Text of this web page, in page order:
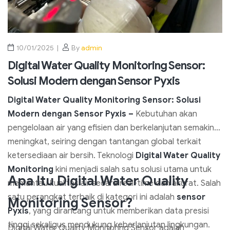
10/01/2025 Byadmin
Digital Water Quality Monitoring Sensor:
Solusi Modern dengan Sensor Pyxis
Digital Water Quality Monitoring Sensor: Solusi
Modern dengan Sensor Pyxis – Kebutuhan akan
pengelolaan air yang efisien dan berkelanjutan semakin
meningkat, seiring dengan tantangan global terkait
ketersediaan air bersih. Teknologi Digital Water Quality
Monitoring kini menjadi salah satu solusi utama untuk
memantau kualitas air secara real-time dan akurat. Salah
satu perangkat terbaik di kategori ini adalah sensor
Pyxis, yang dirancang untuk memberikan data presisi
tinggi sekaligus mendukung keberlanjutan lingkungan.
Apa Itu Digital Water Quality
Monitoring Sensor?
Digital Water Quality Monitoring Sensor adalah